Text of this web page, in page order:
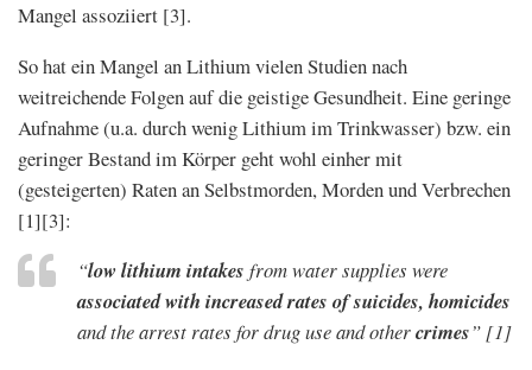
Mangel assoziiert [3].
So hat ein Mangel an Lithium vielen Studien nach
weitreichende Folgen auf die geistige Gesundheit. Eine geringe
Aufnahme (u.a. durch wenig Lithium im Trinkwasser) bzw. ein
geringer Bestand im Körper geht wohl einher mit
(gesteigerten) Raten an Selbstmorden, Morden und Verbrechen
[1][3]:
“low lithium intakes from water supplies were
associated with increased rates of suicides, homicides
and the arrest rates for drug use and othercrimes” [1]